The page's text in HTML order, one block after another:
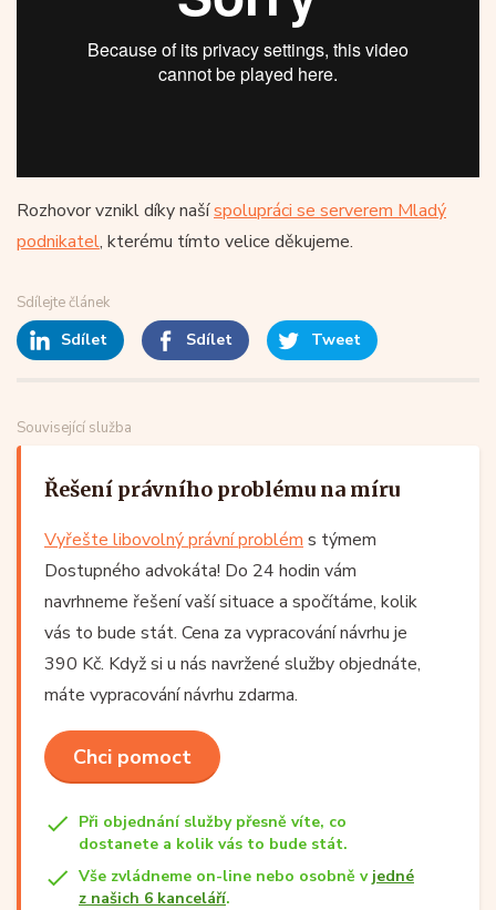
Rozhovor vznikl díky našíspolupráci se serverem Mladý
podnikatel, kterému tímto velice děkujeme.
Sdílejte článek
Sdílet Sdílet Tweet
Související služba
Řešení právního problému na míru
Vyřešte libovolný právní problém s týmem
Dostupného advokáta! Do 24 hodin vám
navrhneme řešení vaší situace a spočítáme, kolik
vás to bude stát. Cena za vypracování návrhu je
390 Kč. Když si u nás navržené služby objednáte,
máte vypracování návrhu zdarma.
Chci pomoct
Při objednání služby přesně víte, co
dostanete a kolik vás to bude stát.
Vše zvládneme on-line nebo osobně v jedné
z našich 6 kanceláří.